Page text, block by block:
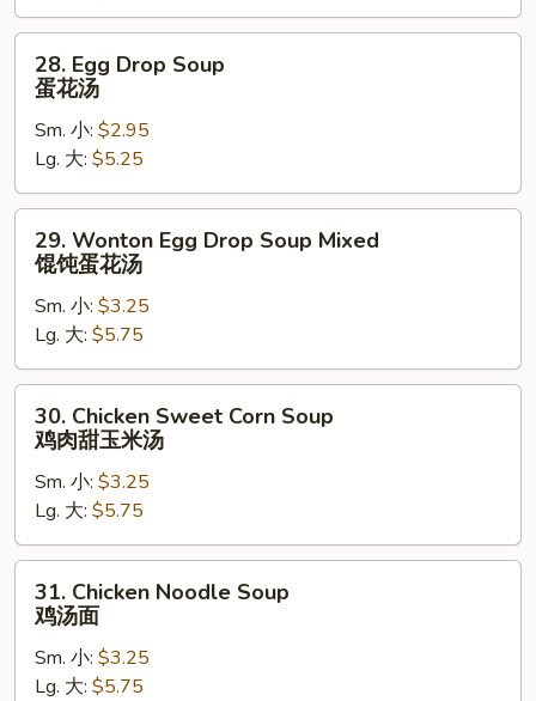
汤
Egg
Drop
Soup
花
汤
28. Egg Drop Soup
蛋花汤
Sm. 小: $2.95
Lg. 大: $5.25
Wonton
Egg
Drop
Soup
Mixed
馄
29. Wonton Egg Drop Soup Mixed
馄饨蛋花汤
Sm. 小: $3.25
Lg. 大: $5.75
Chicken
Sweet
Corn
Soup
鸡
肉
30. Chicken Sweet Corn Soup
鸡肉甜玉米汤
Sm. 小: $3.25
Lg. 大: $5.75
Chicken
Noodle
Soup
31. Chicken Noodle Soup
鸡汤面
Sm. 小: $3.25
Lg. 大: $5.75